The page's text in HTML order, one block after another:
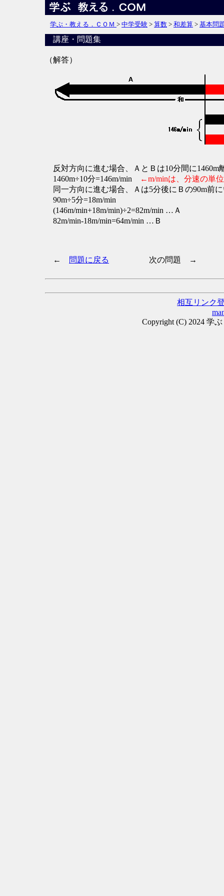
学ぶ・教える．ＣＯＭ > 中学受験 > 算数 > 和差算 > 基本問
講座・問題集
（解答）
反対方向に進む場合、ＡとＢは10分間に1460m
1460m÷10分=146m/min
←m/minは、分速の単
同一方向に進む場合、Ａは5分後にＢの90m前
90m÷5分=18m/min
(146m/min+18m/min)÷2=82m/min …Ａ
82m/min-18m/min=64m/min …Ｂ
← 問題に戻る 次の問題 →
相互リンク
Copyright (C) 2024 学